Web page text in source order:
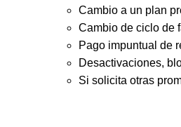
Cambio a un plan
Cambio de ciclo de
Pago impuntual de
Desactivaciones,
Si solicita otras